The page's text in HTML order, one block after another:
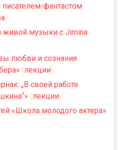
писателем-фантастом
)
живой музыки с Jimina
любви и сознания
(лекции)
„В своей работе
(лекции)
«Школа молодого актёра»